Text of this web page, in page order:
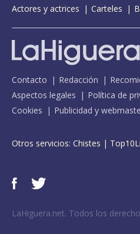
Actores y actrices
Carteles
Contacto Redacción
Aspectos legales
Política de
Cookies
Publicidad y
Otros servicios: Chistes |
LaHiguera.net. Todos los